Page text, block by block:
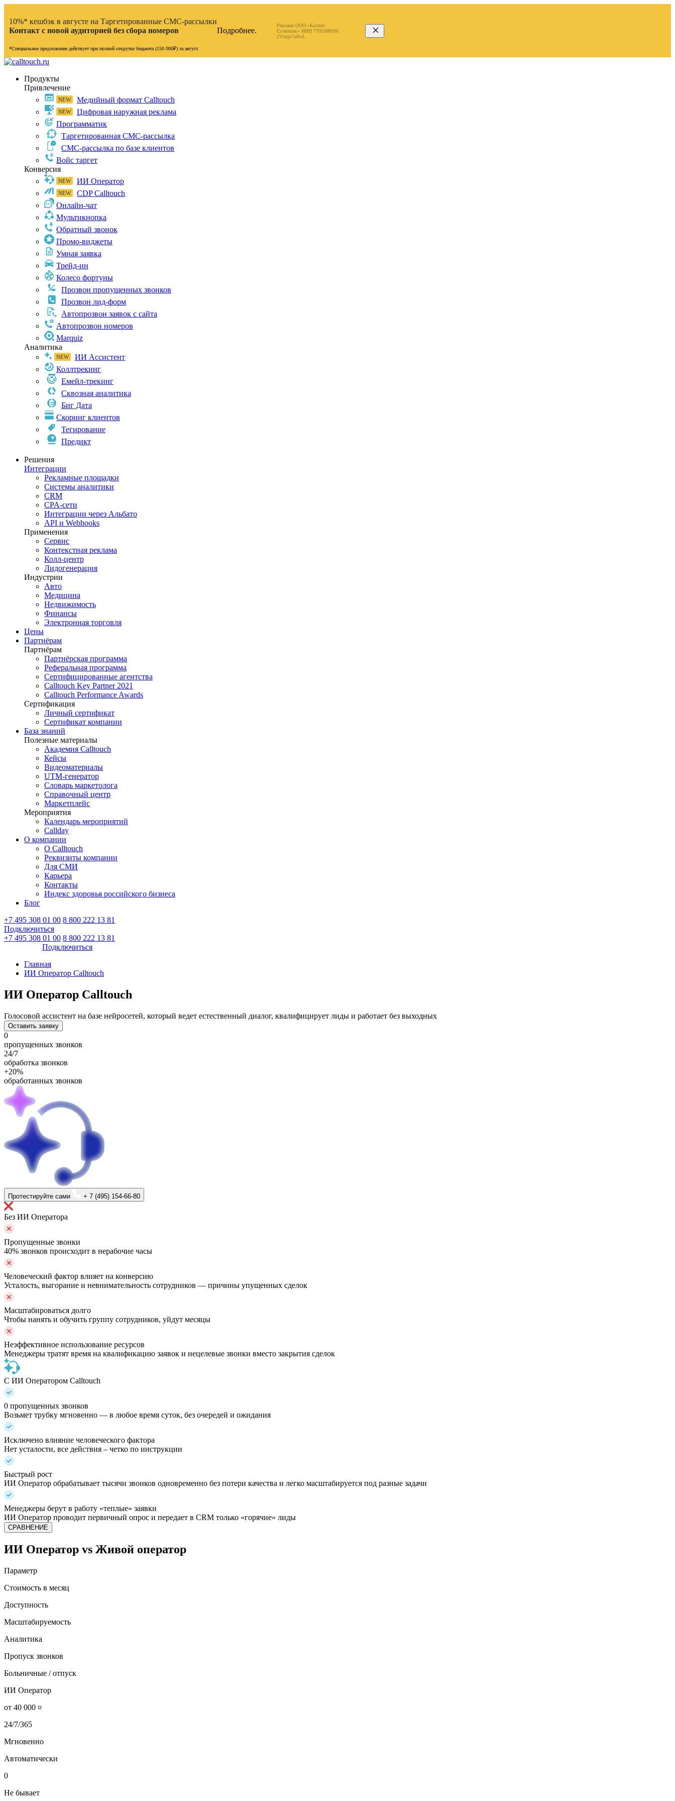
10%* кешбэк в августе на Таргетированные СМС-рассылки
Контакт с новой аудиторией без сбора номеров
*Специальное предложение действует при полной открутке бюджета (150 000₽) за август.
Подробнее.
Реклама ООО «Колтач
Солюшнс» ИНН 7703388936
2Vtzqx7u6wL
Продукты
Привлечение
Медийный формат Calltouch
Цифровая наружная реклама
Программатик
Таргетированная СМС-рассылка
СМС-рассылка по базе клиентов
Войс таргет
Конверсия
ИИ Оператор
CDP Calltouch
Онлайн-чат
Мультикнопка
Обратный звонок
Промо-виджеты
Умная заявка
Трейд-ин
Колесо фортуны
Прозвон пропущенных звонков
Прозвон лид-форм
Автопрозвон заявок с сайта
Автопрозвон номеров
Marquiz
Аналитика
ИИ Ассистент
Коллтрекинг
Емейл-трекинг
Сквозная аналитика
Биг Дата
Скоринг клиентов
Тегирование
Предикт
Решения
Интеграции
Рекламные площадки
Системы аналитики
CRM
CPA-сети
Интеграции через Альбато
API и Webhooks
Применения
Сервис
Контекстная реклама
Колл-центр
Лидогенерация
Индустрии
Авто
Медицина
Недвижимость
Финансы
Электронная торговля
Цены
Партнёрам
Партнёрам
Партнёрская программа
Реферальная программа
Сертифицированные агентства
Calltouch Key Partner 2021
Calltouch Performance Awards
Сертификация
Личный сертификат
Сертификат компании
База знаний
Полезные материалы
Академия Calltouch
Кейсы
Видеоматериалы
UTM-генератор
Словарь маркетолога
Справочный центр
Маркетплейс
Мероприятия
Календарь мероприятий
Callday
О компании
О Calltouch
Реквизиты компании
Для СМИ
Карьера
Контакты
Индекс здоровья российского бизнеса
Блог
+7 495 308 01 00 8 800 222 13 81
Подключиться
+7 495 308 01 00 8 800 222 13 81
Подключиться
Главная
ИИ Оператор Calltouch
ИИ Оператор Calltouch
Голосовой ассистент на базе нейросетей, который ведет естественный диалог, квалифицирует лиды и работает без выходных
Oставить заявку
0
пропущенных звонков
24/7
обработка звонков
+20%
обработанных звонков
Протестируйте сами + 7 (495) 154-66-80
Без ИИ Оператора
Пропущенные звонки
40% звонков происходит в нерабочие часы
Человеческий фактор влияет на конверсию
Усталость, выгорание и невнимательность сотрудников — причины упущенных сделок
Масштабироваться долго
Чтобы нанять и обучить группу сотрудников, уйдут месяцы
Неэффективное использование ресурсов
Менеджеры тратят время на квалификацию заявок и нецелевые звонки вместо закрытия сделок
С ИИ Оператором Calltouch
0 пропущенных звонков
Возьмет трубку мгновенно — в любое время суток, без очередей и ожидания
Исключено влияние человеческого фактора
Нет усталости, все действия – четко по инструкции
Быстрый рост
ИИ Оператор обрабатывает тысячи звонков одновременно без потери качества и легко масштабируется под разные задачи
Менеджеры берут в работу «теплые» заявки
ИИ Оператор проводит первичный опрос и передает в CRM только «горячие» лиды
СРАВНЕНИЕ
ИИ Оператор vs Живой оператор
Параметр
Стоимость в месяц
Доступность
Масштабируемость
Аналитика
Пропуск звонков
Больничные / отпуск
ИИ Оператор
от 40 000 ¤
24/7/365
Мгновенно
Автоматически
0
Не бывает